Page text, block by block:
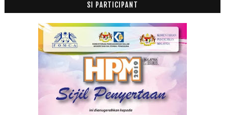
(53)
(100)
(63)
SI PARTICIPANT